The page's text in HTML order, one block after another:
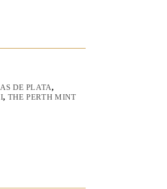
DE PLATA,
, THE PERTH MINT